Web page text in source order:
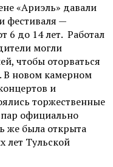
«Ариэль» давали
фестиваля —
6 до 14 лет. Работал
могли
чтобы оторваться
В новом камерном
и
торжественные
официально
же была открыта
лет Тульской